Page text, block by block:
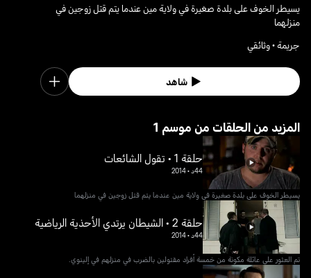
يسيطر الخوف على بلدة صغيرة في ولاية مين عندما يتم قتل زوجين في
منزلهما
جريمة • وثائقي
شاهد
1 المزيد من الحلقات من موسم
حلقة 1 • تقول الشائعات
44د •
2014
يسيطر الخوف على بلدة صغيرة في ولاية مين عندما يتم قتل زوجين في منزلهما
حلقة 2 • الشيطان يرتدي الأحذية الرياضية
44د •
2014
تم العثور على عائلة مكونة من خمسة أفراد مقتولين بالضرب في منزلهم في إلينوي.